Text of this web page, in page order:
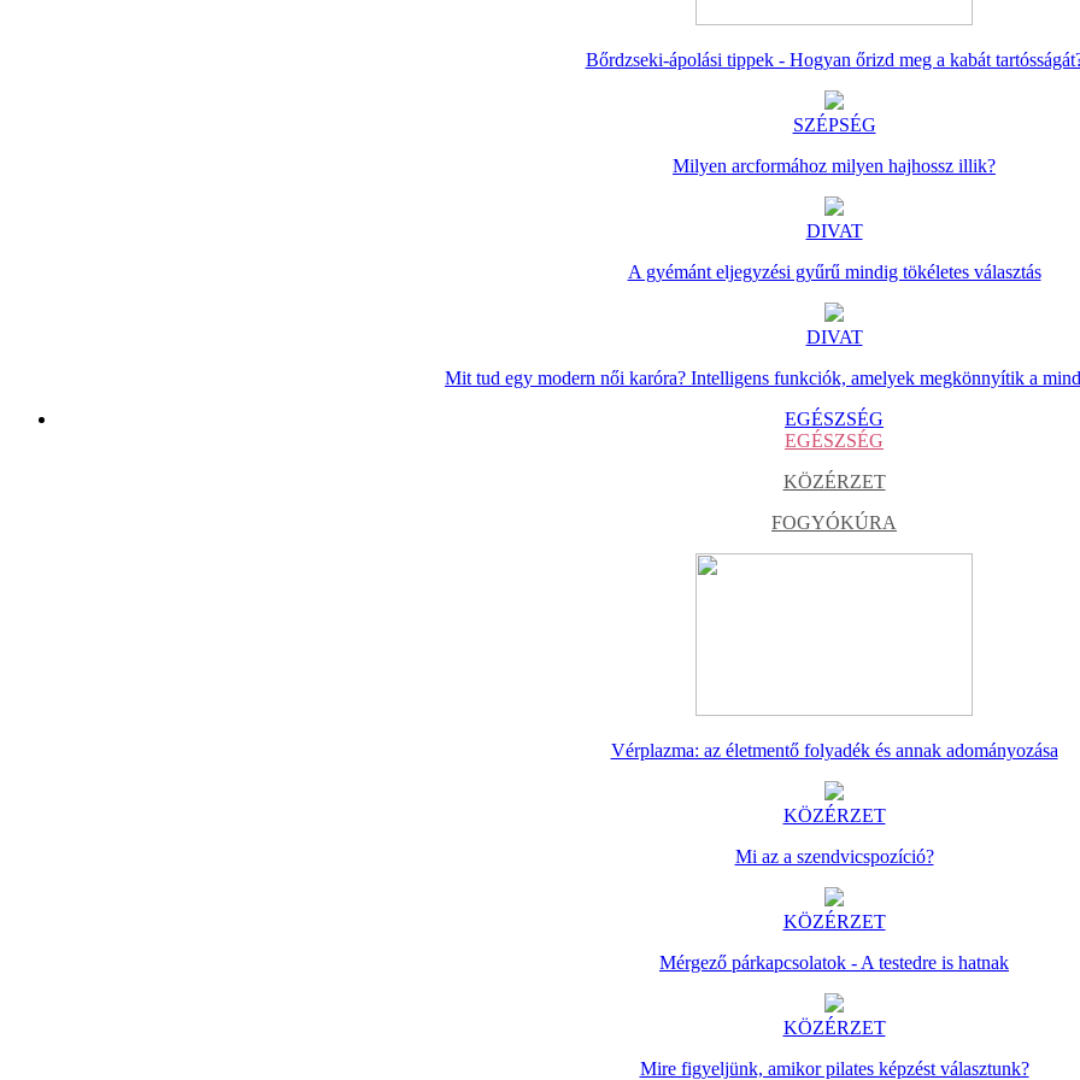
Bőrdzseki-ápolási tippek - Hogyan őrizd meg a kabát
SZÉPSÉG
Milyen arcformához milyen hajhossz illik?
DIVAT
A gyémánt eljegyzési gyűrű mindig tökéletes választás
DIVAT
Mit tud egy modern női karóra? Intelligens funkciók, amelyek megkönnyítik a
EGÉSZSÉG
EGÉSZSÉG
KÖZÉRZET
FOGYÓKÚRA
Vérplazma: az életmentő folyadék és annak adományozása
KÖZÉRZET
Mi az a szendvicspozíció?
KÖZÉRZET
Mérgező párkapcsolatok - A testedre is hatnak
KÖZÉRZET
Mire figyeljünk, amikor pilates képzést választunk?